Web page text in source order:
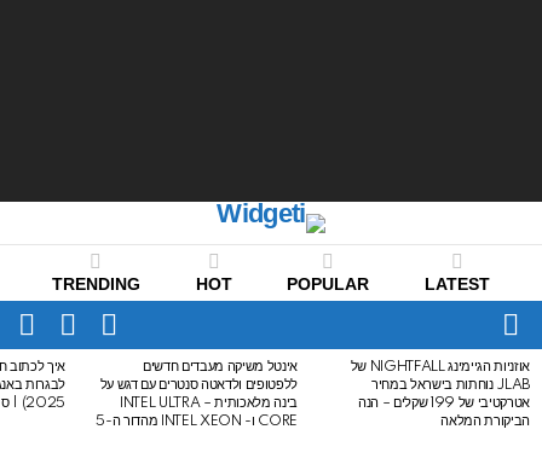
LATEST
POPULAR
HOT
TRENDING
Menu
SWITCH
SKIN
LATEST
STORIES
אוזניות הגיימינג NIGHTFALL של
JLAB נוחתות בישראל במחיר
אטרקטיבי של 199 שקלים – הנה
הביקורת המלאה
אינטל משיקה מעבדים חדשים
ללפטופים ולדאטה סנטרים עם דגש על
בינה מלאכותית – INTEL ULTRA
CORE ו- INTEL XEON מהדור ה-5
איך לכתוב
2025) | סיכום לבגרות באנגלית